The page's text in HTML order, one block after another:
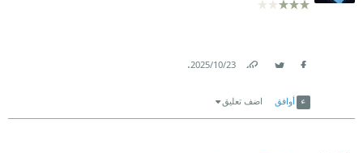
23‏/10‏/2025
.
أوافق اضف تعليق